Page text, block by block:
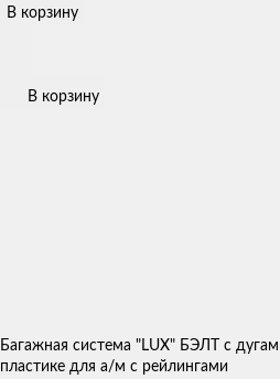
В корзину
В корзину
Багажная система "LUX" БЭЛТ с
пластике для а/м с рейлингами